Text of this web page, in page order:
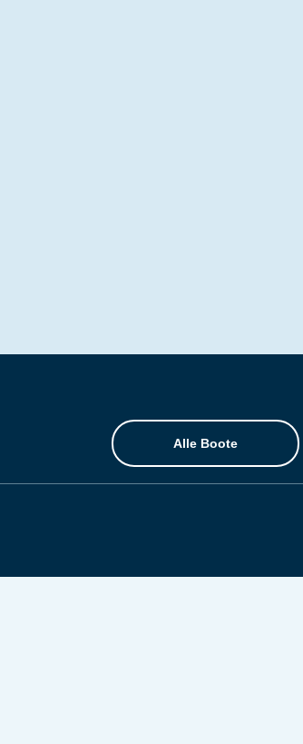
Alle Boote